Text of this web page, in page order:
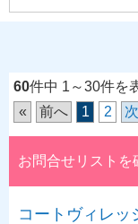
60件中 1～30件を
«
前へ 1 2
お問合せリストを
コートヴィレッ